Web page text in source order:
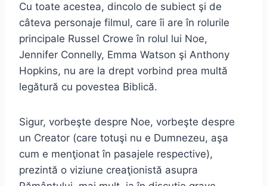
Cu toate acestea, dincolo de subiect şi de
câteva personaje filmul, care îi are în rolurile
principale Russel Crowe în rolul lui Noe,
Jennifer Connelly, Emma Watson şi Anthony
Hopkins, nu are la drept vorbind prea multă
legătură cu povestea Biblică.
Sigur, vorbeşte despre Noe, vorbeşte despre
un Creator (care totuşi nu e Dumnezeu, aşa
cum e menţionat în pasajele respective),
prezintă o viziune creaţionistă asupra